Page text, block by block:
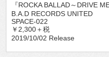
『ROCKA BALLAD～DRIVE
B.A.D RECORDS UNITED
SPACE-022
￥2,300＋税
2019/10/02 Release